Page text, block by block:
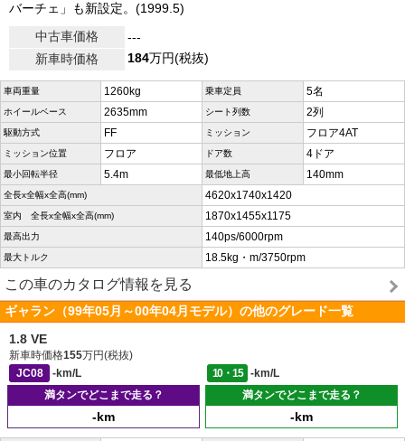
バーチェ」も新設定。(1999.5)
中古車価格
---
新車時価格
184万円(税抜)
車両重量 1260kg 乗車定員 5名
ホイールベース 2635mm シート列数 2列
駆動方式 FF ミッション フロア4AT
ミッション位置 フロア ドア数 4ドア
最小回転半径 5.4m 最低地上高 140mm
全長x全幅x全高(mm) 4620x1740x1420
室内 全長x全幅x全高(mm) 1870x1455x1175
最高出力 140ps/6000rpm
最大トルク 18.5kg・m/3750rpm
この車のカタログ情報を見る
ギャラン（99年05月～00年04月モデル）の他のグレード一覧
1.8 VE
新車時価格155万円(税抜)
JC08
-km/L 10・15
-km/L
満タンでどこまで走る？
-km
満タンでどこまで走る？
-km